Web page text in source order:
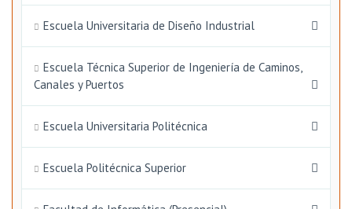
Escuela Universitaria de Diseño Industrial
Escuela Técnica Superior de Ingeniería de Caminos,
Canales y Puertos
Escuela Universitaria Politécnica
Escuela Politécnica Superior